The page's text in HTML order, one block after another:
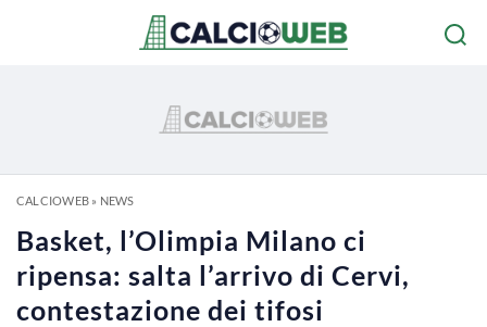
CALCIOWEB» NEWS
Basket, l’Olimpia Milano ci
ripensa: salta l’arrivo di Cervi,
contestazione dei tifosi